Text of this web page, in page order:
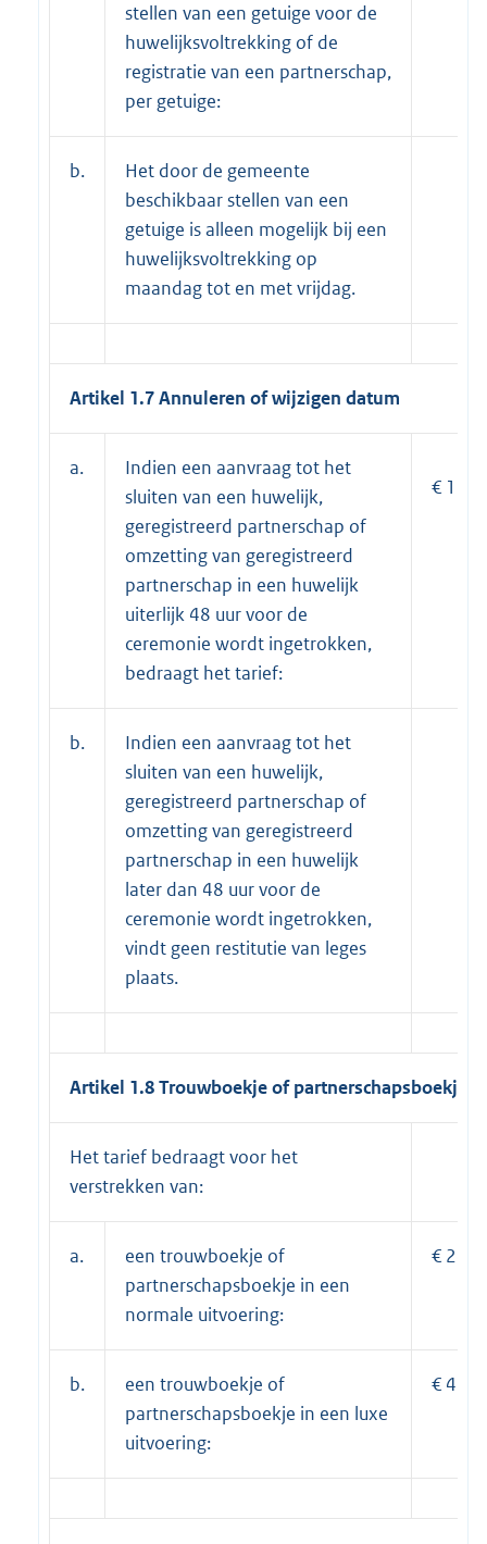
stellen van een getuige voor de
huwelijksvoltrekking of de
registratie van een partnerschap,
per getuige:
b.
Het door de gemeente
beschikbaar stellen van een
getuige is alleen mogelijk bij een
huwelijksvoltrekking op
maandag tot en met vrijdag.
Artikel 1.7 Annuleren of wijzigen datum
a.
Indien een aanvraag tot het
sluiten van een huwelijk,
geregistreerd partnerschap of
omzetting van geregistreerd
partnerschap in een huwelijk
uiterlijk 48 uur voor de
ceremonie wordt ingetrokken,
bedraagt het tarief:
€
b.
Indien een aanvraag tot het
sluiten van een huwelijk,
geregistreerd partnerschap of
omzetting van geregistreerd
partnerschap in een huwelijk
later dan 48 uur voor de
ceremonie wordt ingetrokken,
vindt geen restitutie van leges
plaats.
Artikel 1.8 Trouwboekje of partnerschapsboekje
Het tarief bedraagt voor het
verstrekken van:
a.
een trouwboekje of
partnerschapsboekje in een
normale uitvoering:
€
b.
een trouwboekje of
partnerschapsboekje in een luxe
uitvoering:
€